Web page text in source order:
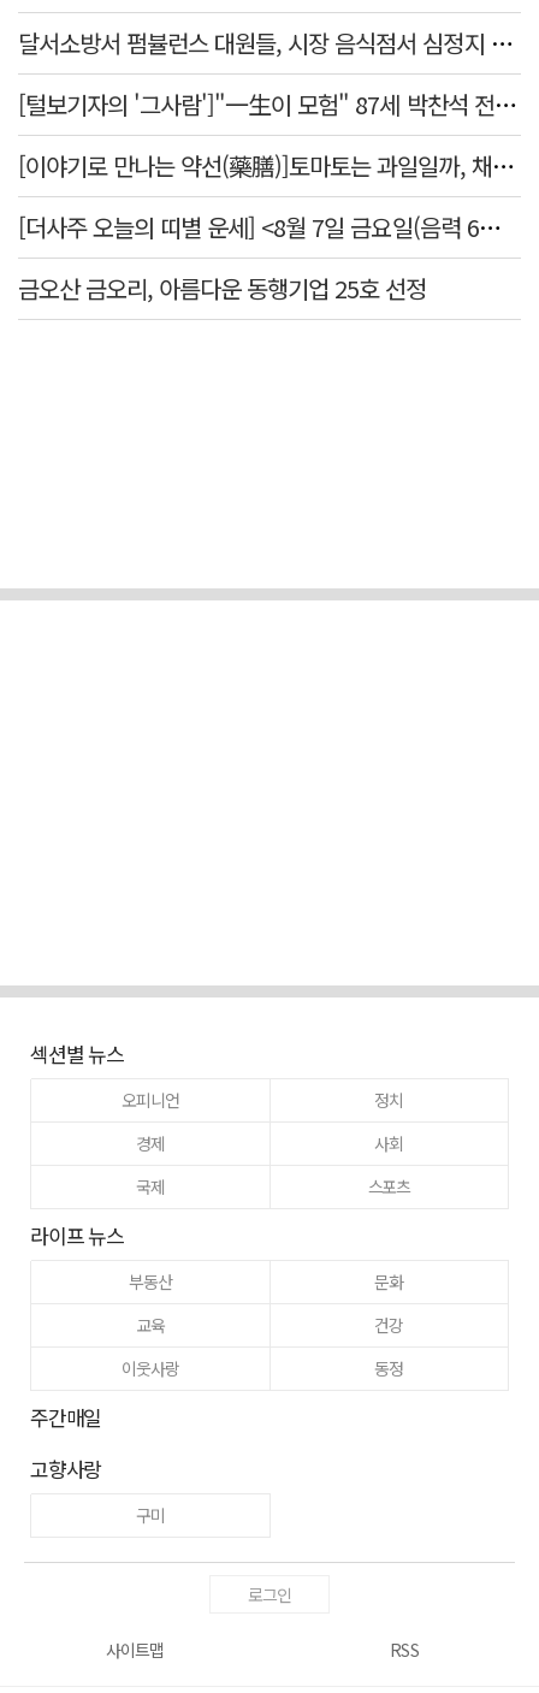
달서소방서 펌뷸런스 대원들, 시장 음식점서 심정지 환자 생명 살려
[털보기자의 '그사람']"一生이 모험" 87세 박찬석 전 경북대 총장
[이야기로 만나는 약선(藥膳)]토마토는 과일일까, 채소일까
[더사주 오늘의 띠별 운세] <8월 7일 금요일(음력 6월25일)>
금오산 금오리, 아름다운 동행기업 25호 선정
섹션별 뉴스
오피니언
정치
경제
사회
국제
스포츠
라이프 뉴스
부동산
문화
교육
건강
이웃사랑
동정
주간매일
고향사랑
구미
로그인
사이트맵 RSS